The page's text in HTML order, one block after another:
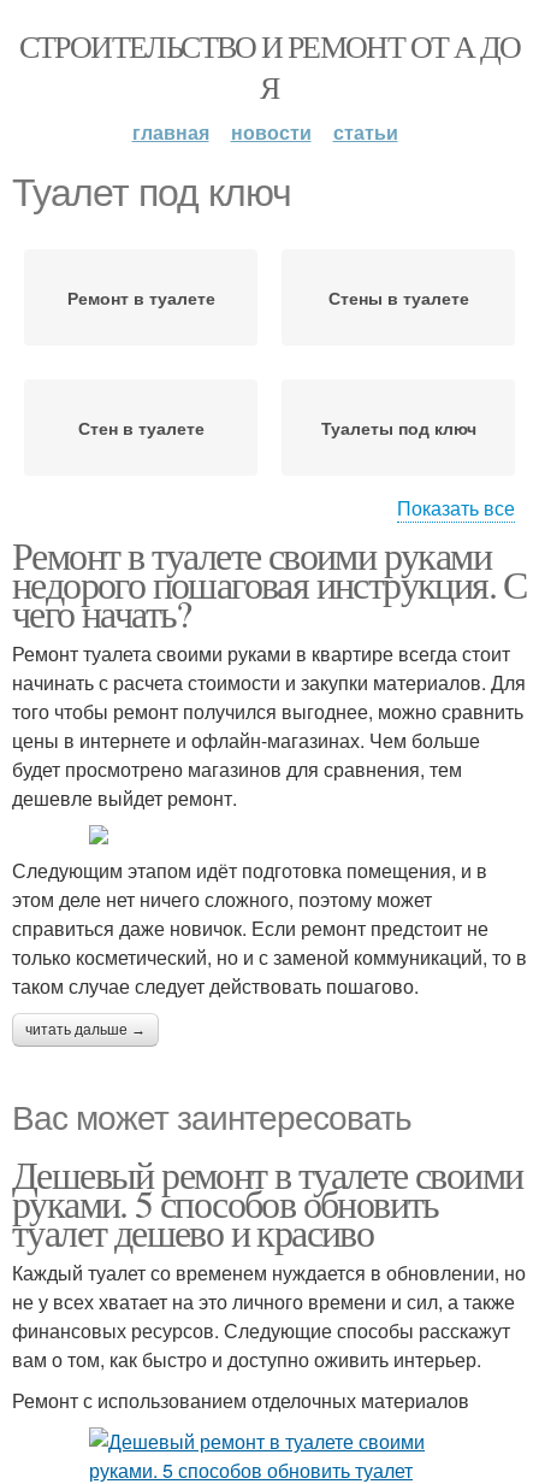
СТРОИТЕЛЬСТВО И РЕМОНТ ОТ А ДО
Я
главная новости статьи
Туалет под ключ
Ремонт в туалете Стены в туалете
Стен в туалете Туалеты под ключ
Туалет в квартире Совмещенный туалет
Показать все
Ремонт в туалете своими руками
недорого пошаговая инструкция. С
чего начать?
Ремонт туалета своими руками в квартире всегда стоит
начинать с расчета стоимости и закупки материалов. Для
того чтобы ремонт получился выгоднее, можно сравнить
цены в интернете и офлайн-магазинах. Чем больше
будет просмотрено магазинов для сравнения, тем
дешевле выйдет ремонт.
Следующим этапом идёт подготовка помещения, и в
этом деле нет ничего сложного, поэтому может
справиться даже новичок. Если ремонт предстоит не
только косметический, но и с заменой коммуникаций, то в
таком случае следует действовать пошагово.
читать дальше →
Вас может заинтересовать
Дешевый ремонт в туалете своими
руками. 5 способов обновить
туалет дешево и красиво
Каждый туалет со временем нуждается в обновлении, но
не у всех хватает на это личного времени и сил, а также
финансовых ресурсов. Следующие способы расскажут
вам о том, как быстро и доступно оживить интерьер.
Ремонт с использованием отделочных материалов